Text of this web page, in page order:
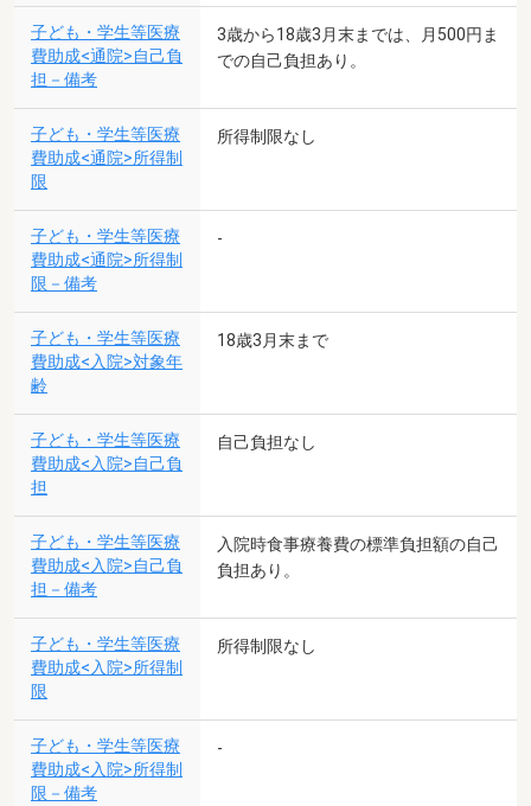
子ども・学生等医療
費助成<通院>自己負
担－備考
3歳から18歳3月末までは、月500円ま
での自己負担あり。
子ども・学生等医療
費助成<通院>所得制
限
所得制限なし
子ども・学生等医療
費助成<通院>所得制
限－備考
-
子ども・学生等医療
費助成<入院>対象年
齢
18歳3月末まで
子ども・学生等医療
費助成<入院>自己負
担
自己負担なし
子ども・学生等医療
費助成<入院>自己負
担－備考
入院時食事療養費の標準負担額の自己
負担あり。
子ども・学生等医療
費助成<入院>所得制
限
所得制限なし
子ども・学生等医療
費助成<入院>所得制
限－備考
-